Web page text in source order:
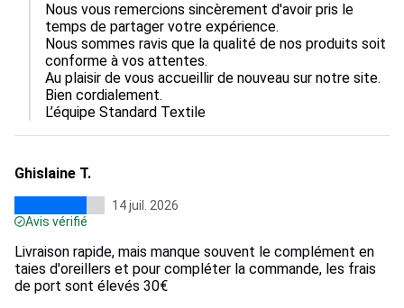
Nous vous remercions sincèrement d'avoir pris le
temps de partager votre expérience.
Nous sommes ravis que la qualité de nos produits soit
conforme à vos attentes.
Au plaisir de vous accueillir de nouveau sur notre site.
Bien cordialement.
L’équipe Standard Textile
Ghislaine T.
14 juil. 2026
Avis vérifié
Livraison rapide, mais manque souvent le complément en
taies d'oreillers et pour compléter la commande, les frais
de port sont élevés 30€